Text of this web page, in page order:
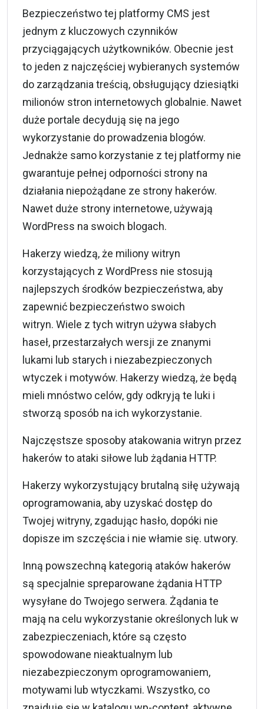
Bezpieczeństwo tej platformy CMS jest
jednym z kluczowych czynników
przyciągających użytkowników. Obecnie jest
to jeden z najczęściej wybieranych systemów
do zarządzania treścią, obsługujący dziesiątki
milionów stron internetowych globalnie. Nawet
duże portale decydują się na jego
wykorzystanie do prowadzenia blogów.
Jednakże samo korzystanie z tej platformy nie
gwarantuje pełnej odporności strony na
działania niepożądane ze strony hakerów.
Nawet duże strony internetowe, używają
WordPress na swoich blogach.
Hakerzy wiedzą, że miliony witryn
korzystających z WordPress nie stosują
najlepszych środków bezpieczeństwa, aby
zapewnić bezpieczeństwo swoich
witryn. Wiele z tych witryn używa słabych
haseł, przestarzałych wersji ze znanymi
lukami lub starych i niezabezpieczonych
wtyczek i motywów. Hakerzy wiedzą, że będą
mieli mnóstwo celów, gdy odkryją te luki i
stworzą sposób na ich wykorzystanie.
Najczęstsze sposoby atakowania witryn przez
hakerów to ataki siłowe lub żądania HTTP.
Hakerzy wykorzystujący brutalną siłę używają
oprogramowania, aby uzyskać dostęp do
Twojej witryny, zgadując hasło, dopóki nie
dopisze im szczęścia i nie włamie się. utwory.
Inną powszechną kategorią ataków hakerów
są specjalnie spreparowane żądania HTTP
wysyłane do Twojego serwera. Żądania te
mają na celu wykorzystanie określonych luk w
zabezpieczeniach, które są często
spowodowane nieaktualnym lub
niezabezpieczonym oprogramowaniem,
motywami lub wtyczkami. Wszystko, co